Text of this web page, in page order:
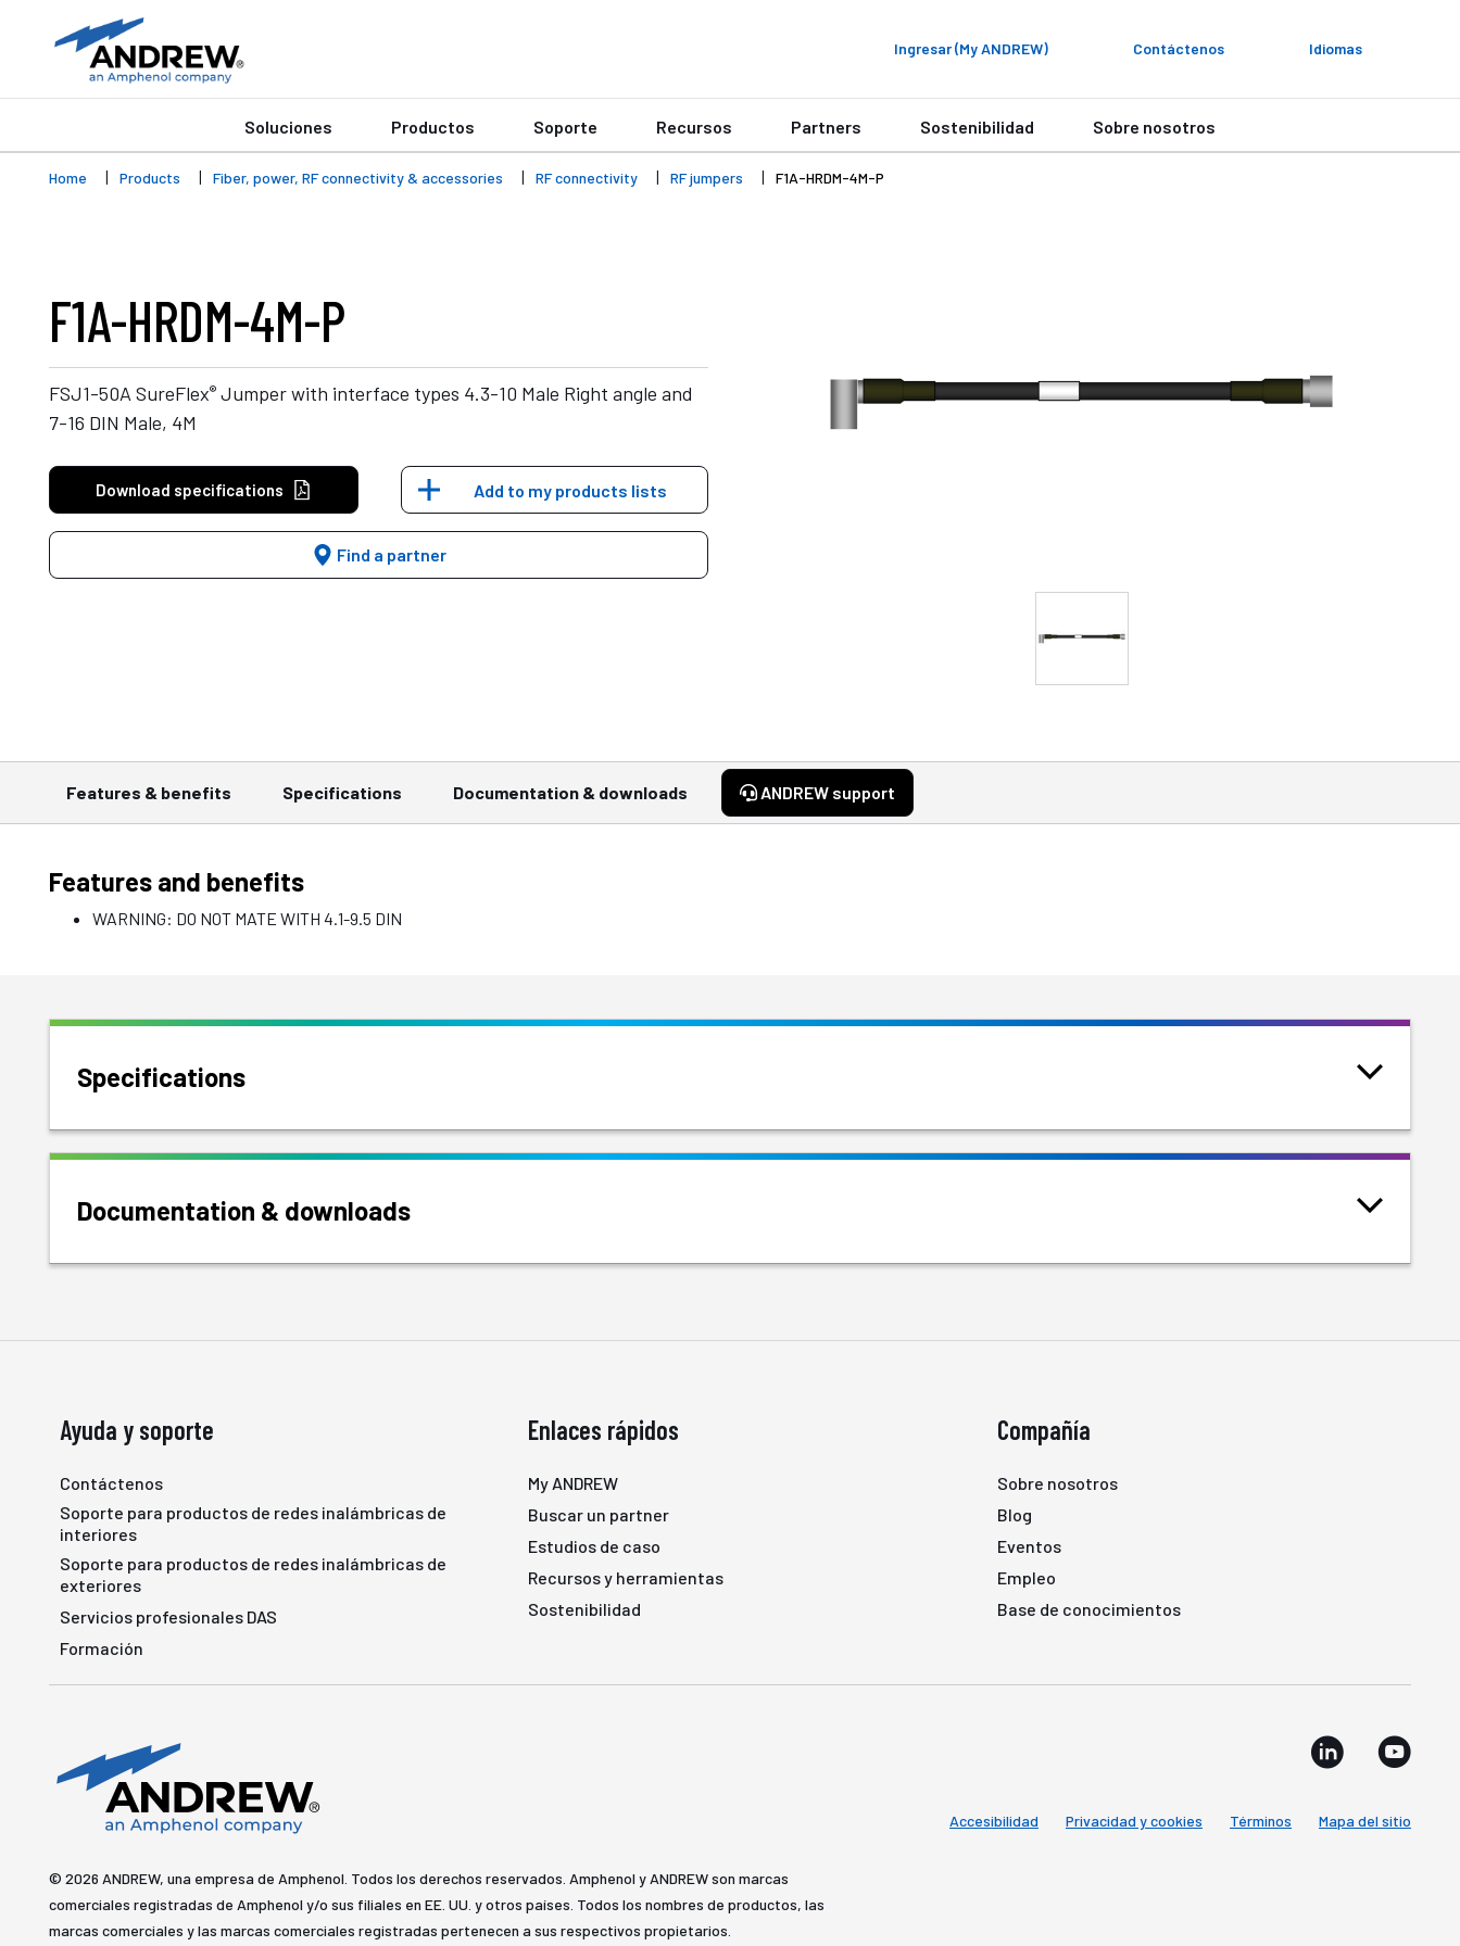
Ingresar (My ANDREW) Contáctenos Idiomas
Soluciones Productos Soporte Recursos Partners Sostenibilidad Sobre nosotros
Home Products Fiber, power, RF connectivity & accessories RF connectivity RF jumpers F1A-HRDM-4M-P
F1A-HRDM-4M-P
FSJ1-50A SureFlex® Jumper with interface types 4.3-10 Male Right angle and
7-16 DIN Male, 4M
Download specifications Add to my products lists
Find a partner
Features & benefits Specifications Documentation & downloads ANDREW support
Features and benefits
WARNING: DO NOT MATE WITH 4.1-9.5 DIN
Specifications
Documentation & downloads
Ayuda y soporte
Contáctenos
Soporte para productos de redes inalámbricas de
interiores
Soporte para productos de redes inalámbricas de
exteriores
Servicios profesionales DAS
Formación
Enlaces rápidos
My ANDREW
Buscar un partner
Estudios de caso
Recursos y herramientas
Sostenibilidad
Compañía
Sobre nosotros
Blog
Eventos
Empleo
Base de conocimientos
© 2026 ANDREW, una empresa de Amphenol. Todos los derechos reservados. Amphenol y ANDREW son marcas
comerciales registradas de Amphenol y/o sus filiales en EE. UU. y otros países. Todos los nombres de productos, las
marcas comerciales y las marcas comerciales registradas pertenecen a sus respectivos propietarios.
Accesibilidad Privacidad y cookies Términos Mapa del sitio